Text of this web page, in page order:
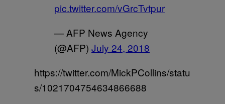
pic.twitter.com/vGrcTvtpur
— AFP News Agency
(@AFP) July 24, 2018
https://twitter.com/MickPCollins/statu
s/1021704754634866688